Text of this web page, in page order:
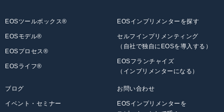
EOSツールボックス®
EOSモデル®
EOSプロセス®
EOSライフ®
EOSインプリメンターを探す
セルフインプリメンティング
（自社で独自にEOSを導入する）
EOSフランチャイズ
（インプリメンターになる）
ブログ
イベント・セミナー
お問い合わせ
EOSインプリメンターを